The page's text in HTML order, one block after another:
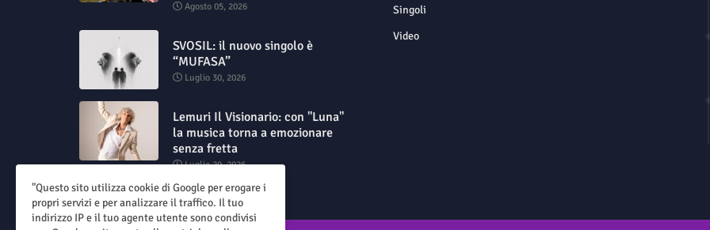
Agosto 05, 2026
SVOSIL: il nuovo singolo è
“MUFASA”
Luglio 30, 2026
Lemuri Il Visionario: con "Luna"
la musica torna a emozionare
senza fretta
Luglio 29, 2026
Singoli
Video
"Questo sito utilizza cookie di Google per erogare i
propri servizi e per analizzare il traffico. Il tuo
indirizzo IP e il tuo agente utente sono condivisi